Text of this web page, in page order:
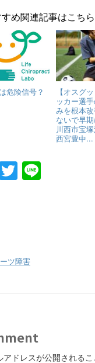
め関連記事はこち
危険信号？
【オスグ
ッカー選
みを根本
ないで早期
川西市宝
西宮豊中...
T
ツ障害
アドレスが公開されるこ